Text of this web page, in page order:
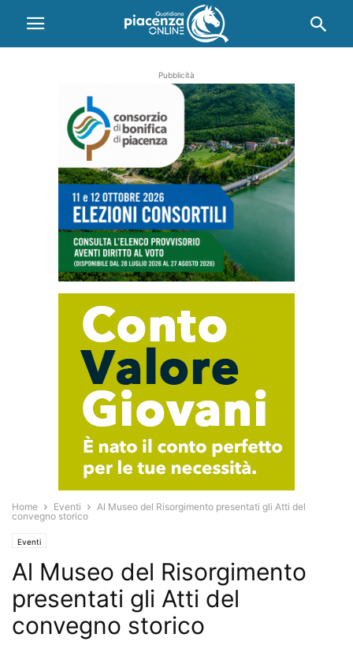
Pubblicità
Home Eventi
Al Museo del Risorgimento presentati gli Atti del
convegno storico
Eventi
Al Museo del Risorgimento
presentati gli Atti del
convegno storico